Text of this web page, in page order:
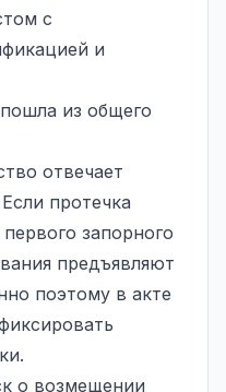
с
и
из общего
отвечает
протечка
запорного
предъявляют
поэтому в акте
о возмещении